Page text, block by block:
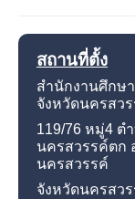
สถานที่ตั้ง
สำนักงานศึกษ
จังหวัดนครสว
119/76 หมู่4 ต
นครสวรรค์ตก
นครสวรรค์
จังหวัดนครสว